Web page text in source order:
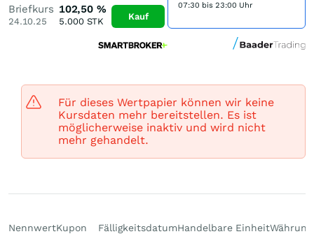
Briefkurs
24.10.25
102,50 %
5.000STK Kauf
07:30 bis 23:00 Uhr
Für dieses Wertpapier können wir keine
Kursdaten mehr bereitstellen. Es ist
möglicherweise inaktiv und wird nicht
mehr gehandelt.
NennwertKupon FälligkeitsdatumHandelbare EinheitWährung